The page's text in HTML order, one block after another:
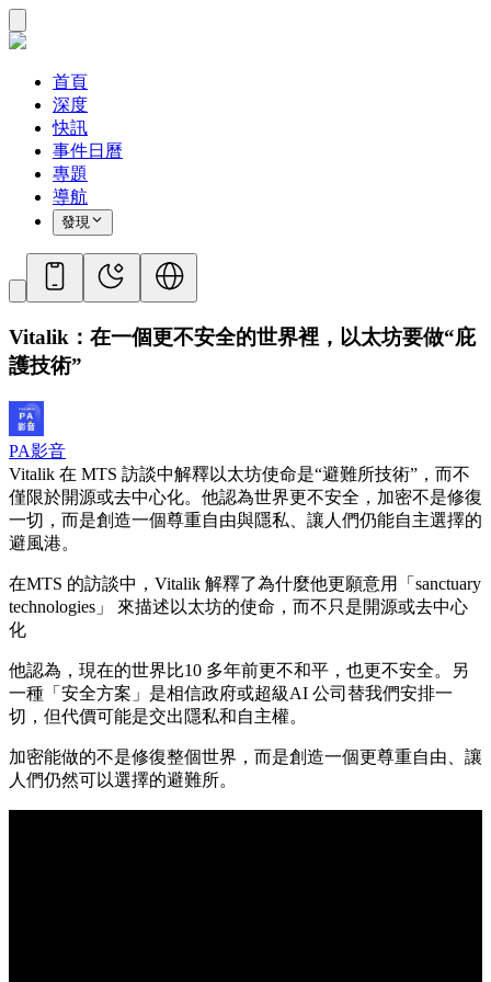
首頁
深度
快訊
事件日曆
專題
導航
發現
Vitalik：在一個更不安全的世界裡，以太坊要做“庇
護技術”
PA影音
Vitalik 在 MTS 訪談中解釋以太坊使命是“避難所技術”，而不
僅限於開源或去中心化。他認為世界更不安全，加密不是修復
一切，而是創造一個尊重自由與隱私、讓人們仍能自主選擇的
避風港。
在MTS 的訪談中，Vitalik 解釋了為什麼他更願意用「sanctuary
technologies」 來描述以太坊的使命，而不只是開源或去中心
化
他認為，現在的世界比10 多年前更不和平，也更不安全。另
一種「安全方案」是相信政府或超級AI 公司替我們安排一
切，但代價可能是交出隱私和自主權。
加密能做的不是修復整個世界，而是創造一個更尊重自由、讓
人們仍然可以選擇的避難所。